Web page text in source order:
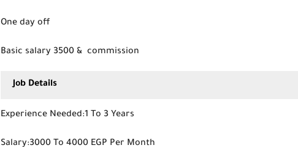
One day off
Basic salary 3500 & commission
Job Details
Experience Needed:1 To 3 Years
Salary:3000 To 4000 EGP Per Month